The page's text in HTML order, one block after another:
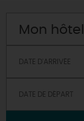
Mon hôtel